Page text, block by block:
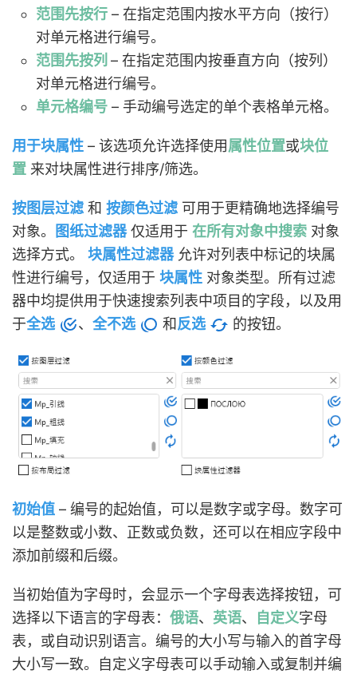
范围先按行 – 在指定范围内按水平方向（按行）
对单元格进行编号。
范围先按列 – 在指定范围内按垂直方向（按列）
对单元格进行编号。
单元格编号 – 手动编号选定的单个表格单元格。
用于块属性 – 该选项允许选择使用属性位置或块位
置 来对块属性进行排序/筛选。
按图层过滤 和 按颜色过滤 可用于更精确地选择编号
对象。
图纸过滤器仅适用于 在所有对象中搜索 对象
选择方式。 块属性过滤器允许对列表中标记的块属
性进行编号，仅适用于 块属性 对象类型。所有过滤
器中均提供用于快速搜索列表中项目的字段，以及用
于全选 、 全不选 和反选 的按钮。
初始值 – 编号的起始值，可以是数字或字母。数字可
以是整数或小数、正数或负数，还可以在相应字段中
添加前缀和后缀。
当初始值为字母时，会显示一个字母表选择按钮，可
选择以下语言的字母表： 俄语、 英语、 自定义字母
表，或自动识别语言。编号的大小写与输入的首字母
大小写一致。自定义字母表可以手动输入或复制并编